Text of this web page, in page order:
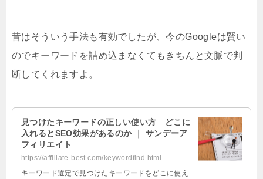
昔はそういう手法も有効でしたが、今のGoogleは賢い
のでキーワードを詰め込まなくてもきちんと文脈で判
断してくれますよ。
見つけたキーワードの正しい使い方 どこに
入れるとSEO効果があるのか ｜ サンデーア
フィリエイト
https://affiliate-best.com/keywordfind.html
キーワード選定で見つけたキーワードをどこに使え